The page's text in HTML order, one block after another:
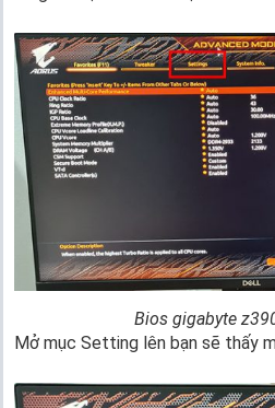
Bios gigabyte
Mở mục Setting lên bạn sẽ thấy